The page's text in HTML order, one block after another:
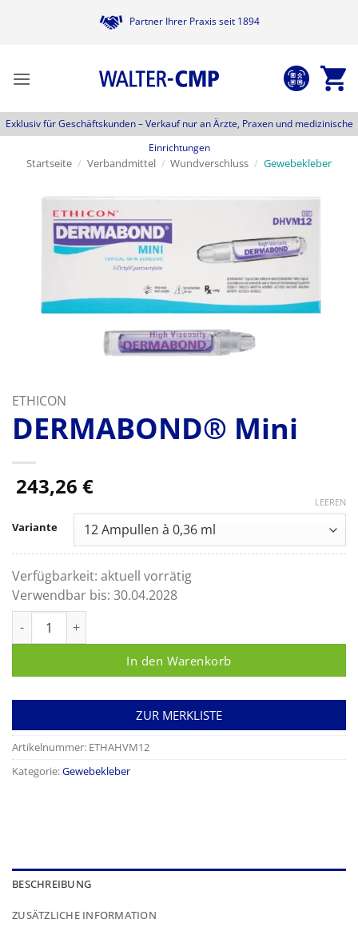
Partner Ihrer Praxis seit 1894
Exklusiv für Geschäftskunden –Verkauf nur an Ärzte, Praxen und medizinische
Einrichtungen
Startseite / Verbandmittel / Wundverschluss / Gewebekleber
ETHICON
DERMABOND® Mini
243,26 €
Variante
LEEREN
Verfügbarkeit: aktuell vorrätig
Verwendbar bis: 30.04.2028
In den Warenkorb
ZUR MERKLISTE
Artikelnummer: ETHAHVM12
Kategorie:Gewebekleber
BESCHREIBUNG
ZUSÄTZLICHE INFORMATION